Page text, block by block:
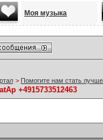
Моя музыка
> Помогите нам стать
+4915733512463